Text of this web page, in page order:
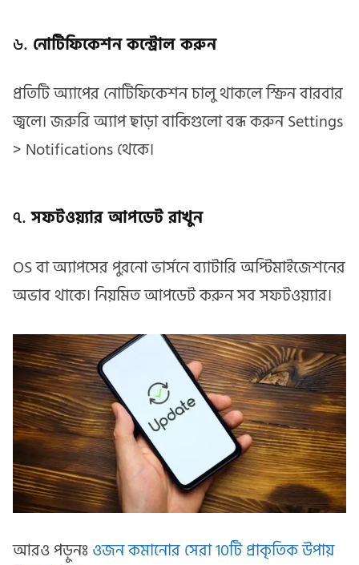
৬. নোটিফিকেশন কন্ট্রোল করুন
প্রতিটি অ্যাপের নোটিফিকেশন চালু থাকলে স্ক্রিন বারবার
জ্বলে। জরুরি অ্যাপ ছাড়া বাকিগুলো বন্ধ করুন Settings
> Notifications থেকে।
৭.সফটওয়্যার আপডেট রাখুন
OS বা অ্যাপসের পুরনো ভার্সনে ব্যাটারি অপ্টিমাইজেশনের
অভাব থাকে। নিয়মিত আপডেট করুন সব সফটওয়্যার।
আরও পড়ুনঃওজন কমানোর সেরা 10টি প্রাকৃতিক উপায়